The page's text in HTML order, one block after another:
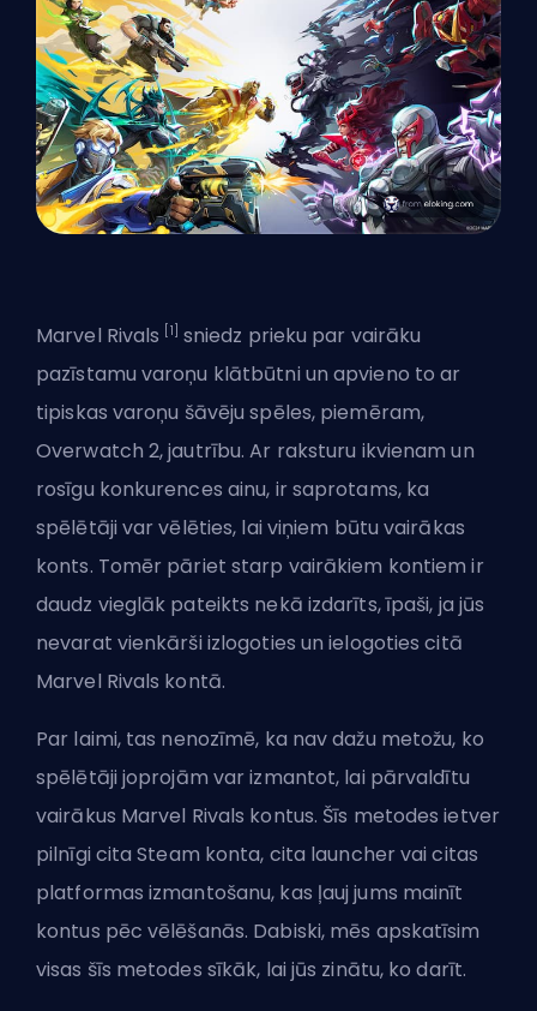
Marvel Rivals [1] sniedz prieku par vairāku
pazīstamu varoņu klātbūtni un apvieno to ar
tipiskas varoņu šāvēju spēles, piemēram,
Overwatch 2, jautrību. Ar raksturu ikvienam un
rosīgu konkurences ainu, ir saprotams, ka
spēlētāji var vēlēties, lai viņiem būtu vairākas
konts. Tomēr pāriet starp vairākiem kontiem ir
daudz vieglāk pateikts nekā izdarīts, īpaši, ja jūs
nevarat vienkārši izlogoties un ielogoties citā
Marvel Rivals kontā.
Par laimi, tas nenozīmē, ka nav dažu metožu, ko
spēlētāji joprojām var izmantot, lai pārvaldītu
vairākus Marvel Rivals kontus. Šīs metodes ietver
pilnīgi cita Steam konta, cita launcher vai citas
platformas izmantošanu, kas ļauj jums mainīt
kontus pēc vēlēšanās. Dabiski, mēs apskatīsim
visas šīs metodes sīkāk, lai jūs zinātu, ko darīt.